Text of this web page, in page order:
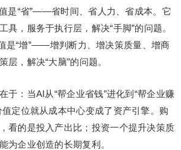
是“省”——省时间、省人力、省成本。它
具，服务于执行层，解决“手脚”的问题。
是“增”——增判断力、增决策质量、增商
层，解决“大脑”的问题。
于：当AI从“帮企业省钱”进化到“帮企业赚
定位就从成本中心变成了资产引擎。购
看的是投入产出比；投资一个提升决策质
为企业创造的长期复利。